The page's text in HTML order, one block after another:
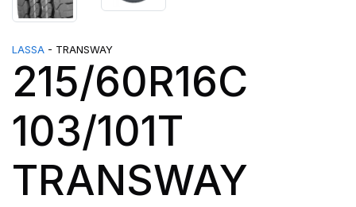
LASSA - TRANSWAY
215/60R16C
103/101T
TRANSWAY